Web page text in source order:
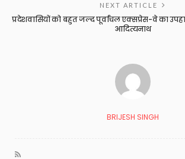
NEXT ARTICLE
प्रदेशवासियों को बहुत जल्द पूर्वांचल एक्सप्रेस-वे का
आदित्यनाथ
BRIJESH SINGH